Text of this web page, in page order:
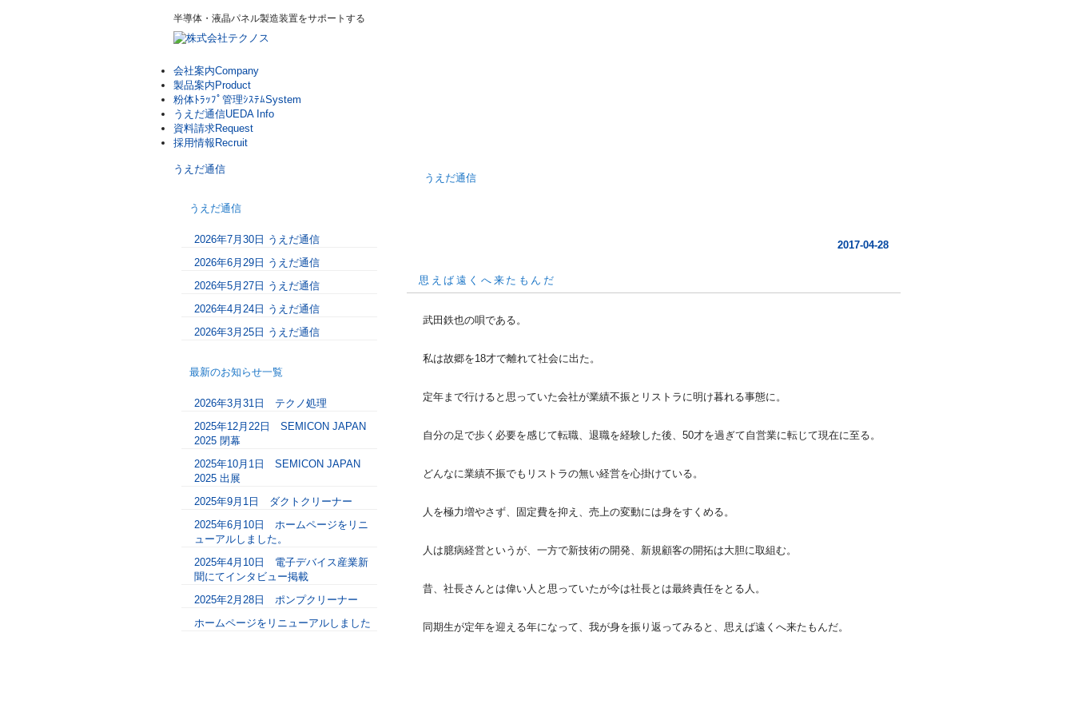
半導体・液晶パネル製造装置をサポートする
会社案内Company
製品案内 Product
粉体ﾄﾗｯﾌﾟ管理ｼｽﾃﾑSystem
うえだ通信UEDA Info
資料請求Request
採用情報 Recruit
うえだ通信
2017-04-28
思えば遠くへ来たもんだ
武田鉄也の唄である。
私は故郷を18才で離れて社会に出た。
定年まで行けると思っていた会社が業績不振とリストラに明け暮れる事態に。
自分の足で歩く必要を感じて転職、退職を経験した後、50才を過ぎて自営業に転じて現在に至る。
どんなに業績不振でもリストラの無い経営を心掛けている。
人を極力増やさず、固定費を抑え、売上の変動には身をすくめる。
人は臆病経営というが、一方で新技術の開発、新規顧客の開拓は大胆に取組む。
昔、社長さんとは偉い人と思っていたが今は社長とは最終責任をとる人。
同期生が定年を迎える年になって、我が身を振り返ってみると、思えば遠くへ来たもんだ。
うえだ通信
うえだ通信
2026年7月30日 うえだ通信
2026年6月29日 うえだ通信
2026年5月27日 うえだ通信
2026年4月24日 うえだ通信
2026年3月25日 うえだ通信
最新のお知らせ一覧
2026年3月31日 テクノ処理
2025年12月22日 SEMICON JAPAN
2025 閉幕
2025年10月1日 SEMICON JAPAN
2025 出展
2025年9月1日 ダクトクリーナー
2025年6月10日 ホームページをリニ
ューアルしました。
2025年4月10日 電子デバイス産業新
聞にてインタビュー掲載
2025年2月28日 ポンプクリーナー
ホームページをリニューアルしました